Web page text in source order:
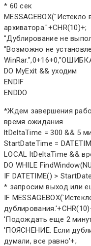
* 60 сек
архиватора."+CHR(10)+;
"Дублирование не
"Возможно не
DO MyExit && уходим
ENDIF
ENDDO
*Ждем завершения
время ожидания
ltDeltaTime = 300 && 5
StartDateTime =
LOCAL ltDeltaTime &&
DO WHILE
IF DATETIME() >
* запросим выход или
IF
'Подождать еще 2
'ПОЯСНЕНИЕ: Если
думали, все равно'+;